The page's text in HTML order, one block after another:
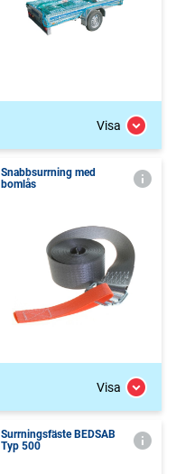
Visa
Snabbsurrning med
bomlås
Visa
Surrningsfäste BEDSAB
Typ 500